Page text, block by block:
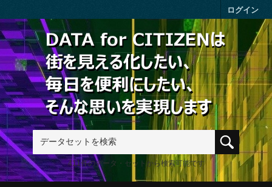
ログイン
411件のデータ・セットから検索可能です